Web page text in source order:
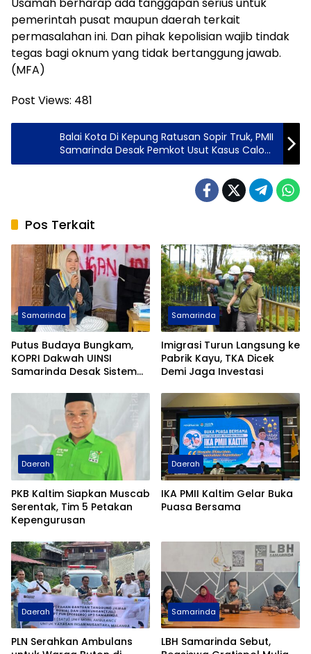
Usamah berharap ada tanggapan serius untuk
pemerintah pusat maupun daerah terkait
permasalahan ini. Dan pihak kepolisian wajib tindak
tegas bagi oknum yang tidak bertanggung jawab.
(MFA)
Post Views: 481
Balai Kota Di Kepung Ratusan Sopir Truk, PMII
Samarinda Desak Pemkot Usut Kasus Calo
Nakal Hingga Subsidi Truk Secara Selektif
Pos Terkait
Samarinda
Putus Budaya Bungkam,
KOPRI Dakwah UINSI
Samarinda Desak Sistem
Diperkuat
Samarinda
Imigrasi Turun Langsung ke
Pabrik Kayu, TKA Dicek
Demi Jaga Investasi
Daerah
PKB Kaltim Siapkan Muscab
Serentak, Tim 5 Petakan
Kepengurusan
Daerah
IKA PMII Kaltim Gelar Buka
Puasa Bersama
Daerah
PLN Serahkan Ambulans
Samarinda
LBH Samarinda Sebut,